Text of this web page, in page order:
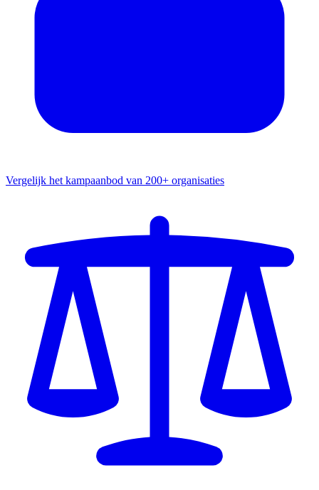
Vergelijk het kampaanbod van 200+ organisaties